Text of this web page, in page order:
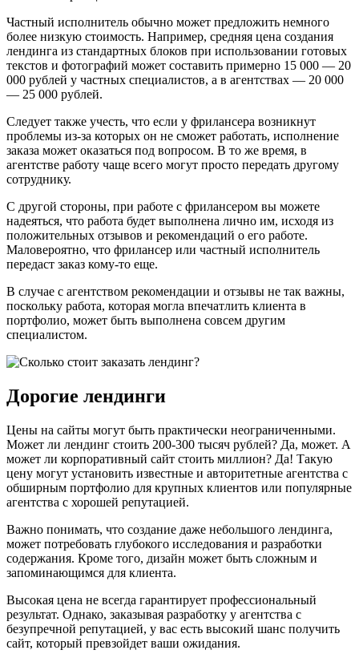
Частный исполнитель обычно может предложить немного
более низкую стоимость. Например, средняя цена создания
лендинга из стандартных блоков при использовании готовых
текстов и фотографий может составить примерно 15 000 — 20
000 рублей у частных специалистов, а в агентствах — 20 000
— 25 000 рублей.
Следует также учесть, что если у фрилансера возникнут
проблемы из-за которых он не сможет работать, исполнение
заказа может оказаться под вопросом. В то же время, в
агентстве работу чаще всего могут просто передать другому
сотруднику.
С другой стороны, при работе с фрилансером вы можете
надеяться, что работа будет выполнена лично им, исходя из
положительных отзывов и рекомендаций о его работе.
Маловероятно, что фрилансер или частный исполнитель
передаст заказ кому-то еще.
В случае с агентством рекомендации и отзывы не так важны,
поскольку работа, которая могла впечатлить клиента в
портфолио, может быть выполнена совсем другим
специалистом.
Дорогие лендинги
Цены на сайты могут быть практически неограниченными.
Может ли лендинг стоить 200-300 тысяч рублей? Да, может. А
может ли корпоративный сайт стоить миллион? Да! Такую
цену могут установить известные и авторитетные агентства с
обширным портфолио для крупных клиентов или популярные
агентства с хорошей репутацией.
Важно понимать, что создание даже небольшого лендинга,
может потребовать глубокого исследования и разработки
содержания. Кроме того, дизайн может быть сложным и
запоминающимся для клиента.
Высокая цена не всегда гарантирует профессиональный
результат. Однако, заказывая разработку у агентства с
безупречной репутацией, у вас есть высокий шанс получить
сайт, который превзойдет ваши ожидания.